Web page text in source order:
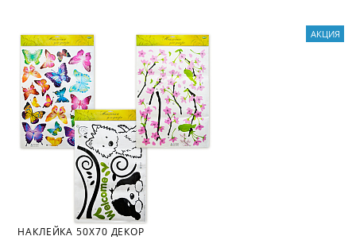
НАКЛЕЙКА 50X70 ДЕКОР
АКЦИЯ